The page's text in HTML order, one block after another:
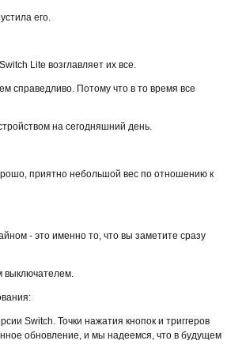
его.
Lite возглавляет их все.
справедливо. Потому что в то время все
на сегодняшний день.
приятно небольшой вес по отношению к
- это именно то, что вы заметите сразу
выключателем.
Switch. Точки нажатия кнопок и триггеров
обновление, и мы надеемся, что в будущем